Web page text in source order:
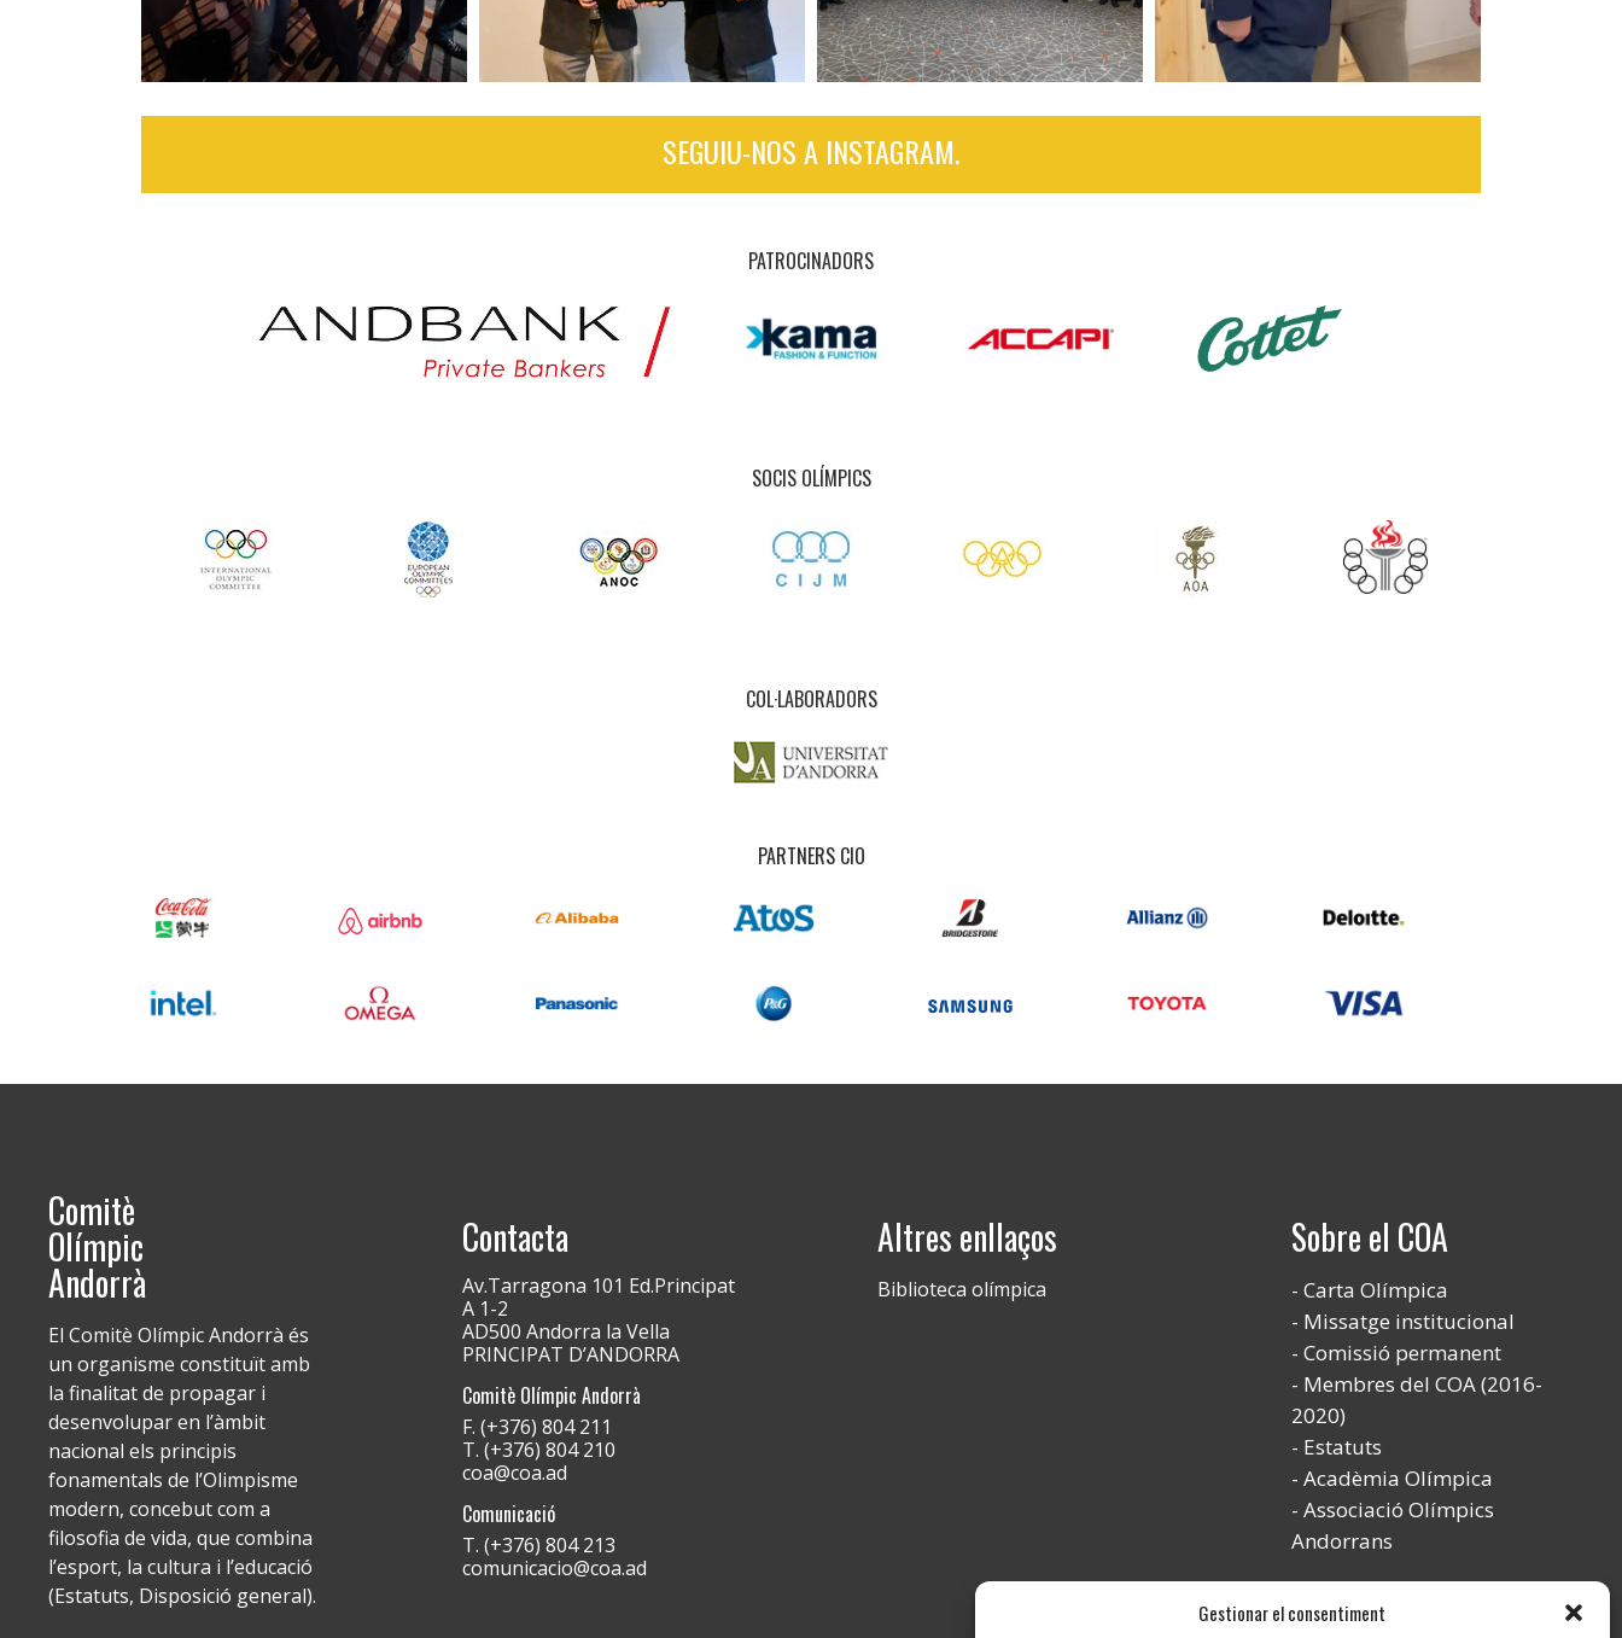
Gestionar el consentiment
SEGUIU-NOS A INSTAGRAM.
PATROCINADORS
SOCIS OLÍMPICS
COL·LABORADORS
PARTNERS CIO
Comitè
Olímpic
Andorrà
El Comitè Olímpic Andorrà és
un organisme constituït amb
la finalitat de propagar i
desenvolupar en l’àmbit
nacional els principis
fonamentals de l’Olimpisme
modern, concebut com a
filosofia de vida, que combina
l’esport, la cultura i l’educació
(Estatuts, Disposició general).
Contacta
Av.Tarragona 101 Ed.Principat
A 1-2
AD500 Andorra la Vella
PRINCIPAT D’ANDORRA
Comitè Olímpic Andorrà
F. (+376) 804 211
T. (+376) 804 210
coa@coa.ad
Comunicació
T. (+376) 804 213
comunicacio@coa.ad
Altres enllaços
Biblioteca olímpica
Sobre el COA
Carta Olímpica
Missatge institucional
Comissió permanent
Membres del COA (2016-
2020)
Estatuts
Acadèmia Olímpica
Associació Olímpics
Andorrans